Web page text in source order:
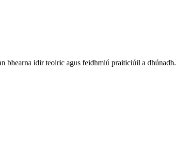
bhearna idir teoiric agus feidhmiú praiticiúil a dhúnadh.